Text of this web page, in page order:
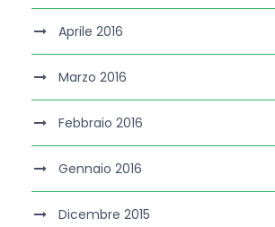
Aprile 2016
Marzo 2016
Febbraio 2016
Gennaio 2016
Dicembre 2015